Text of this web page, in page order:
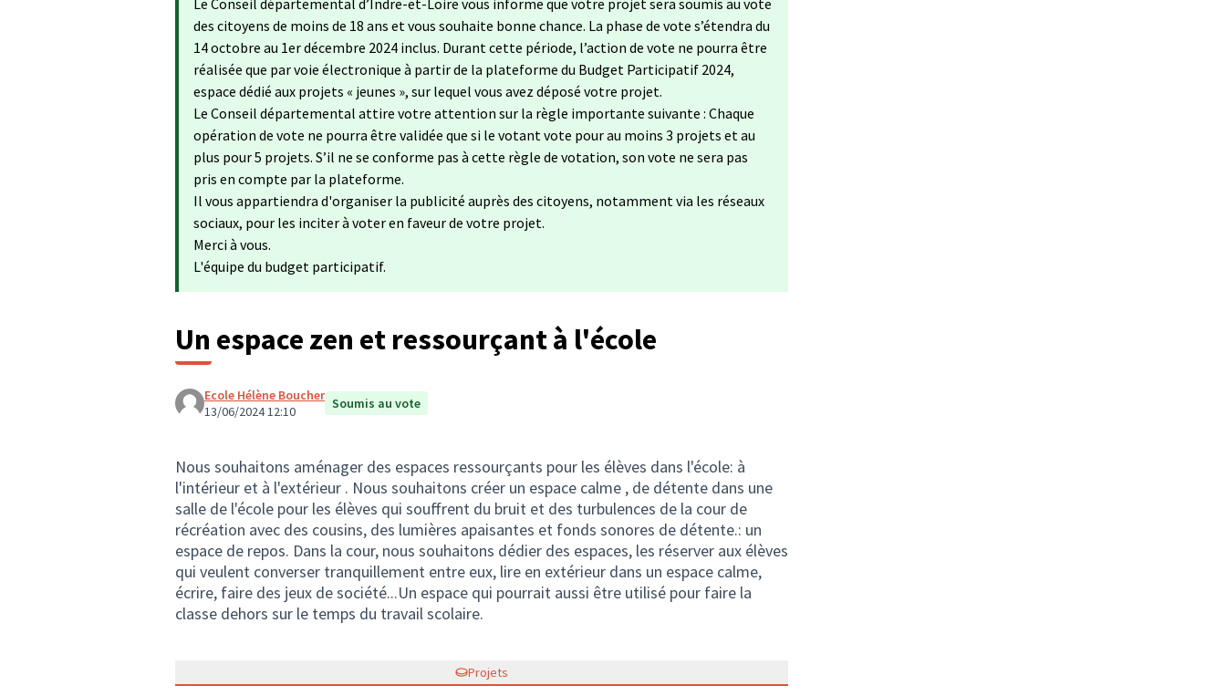
Le Conseil départemental d’Indre-et-Loire vous informe que votre projet sera soumis au vote
des citoyens de moins de 18 ans et vous souhaite bonne chance. La phase de vote s’étendra du
14 octobre au 1er décembre 2024 inclus. Durant cette période, l’action de vote ne pourra être
réalisée que par voie électronique à partir de la plateforme du Budget Participatif 2024,
espace dédié aux projets « jeunes », sur lequel vous avez déposé votre projet.
Le Conseil départemental attire votre attention sur la règle importante suivante : Chaque
opération de vote ne pourra être validée que si le votant vote pour au moins 3 projets et au
plus pour 5 projets. S’il ne se conforme pas à cette règle de votation, son vote ne sera pas
pris en compte par la plateforme.
Il vous appartiendra d'organiser la publicité auprès des citoyens, notamment via les réseaux
sociaux, pour les inciter à voter en faveur de votre projet.
Merci à vous.
L'équipe du budget participatif.
Un espace zen et ressourçant à l'école
Ecole Hélène Boucher
13/06/2024 12:10
Soumis au vote
Nous souhaitons aménager des espaces ressourçants pour les élèves dans l'école: à
l'intérieur et à l'extérieur . Nous souhaitons créer un espace calme , de détente dans une
salle de l'école pour les élèves qui souffrent du bruit et des turbulences de la cour de
récréation avec des cousins, des lumières apaisantes et fonds sonores de détente.: un
espace de repos. Dans la cour, nous souhaitons dédier des espaces, les réserver aux élèves
qui veulent converser tranquillement entre eux, lire en extérieur dans un espace calme,
écrire, faire des jeux de société...Un espace qui pourrait aussi être utilisé pour faire la
classe dehors sur le temps du travail scolaire.
Projets